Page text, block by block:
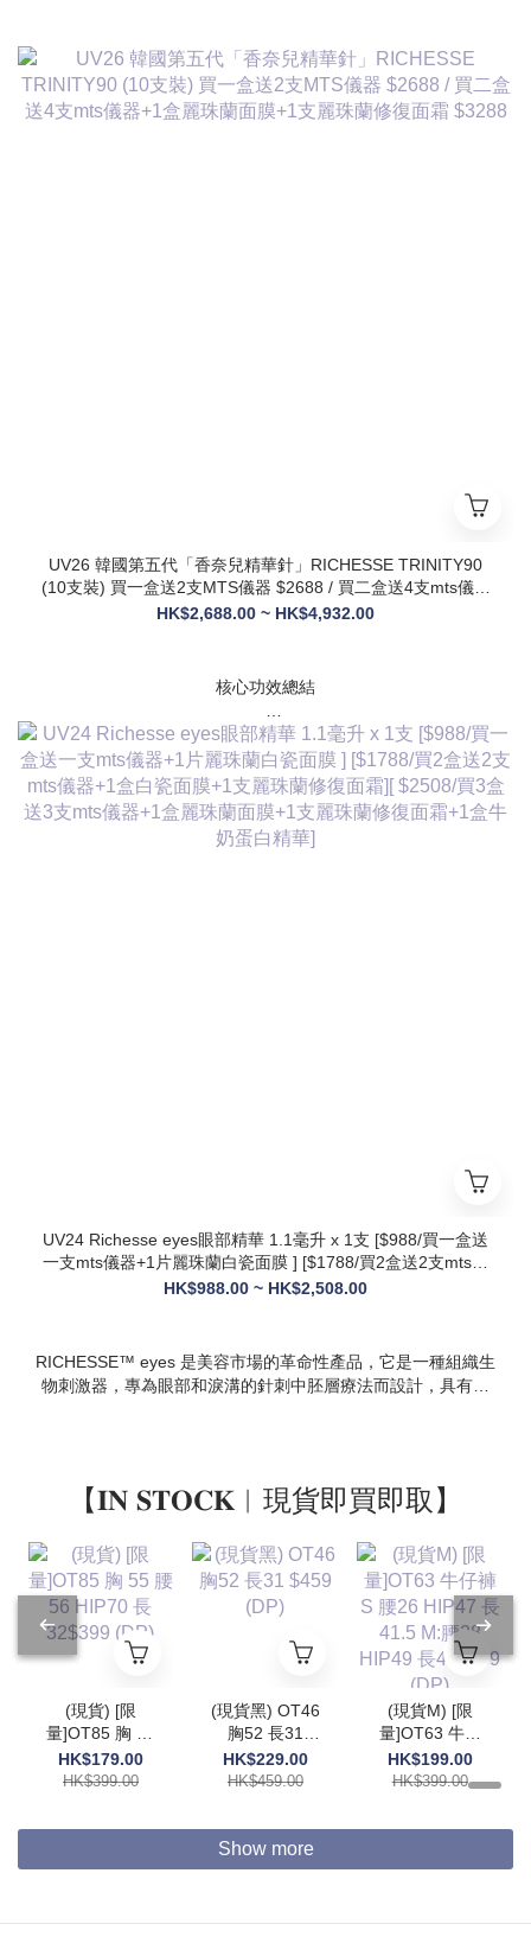
UV26 韓國第五代「香奈兒精華針」RICHESSE TRINITY90
(10支裝) 買一盒送2支MTS儀器 $2688 / 買二盒送4支mts儀器
+1盒麗珠蘭面膜+1支麗珠蘭修復面霜 $3288
HK$2,688.00 ~ HK$4,932.00
核心功效總結
✅ 膠原新生：促進膠原蛋白合成，改善皮膚自然代謝，淡化皺
紋、緊致輪廓
✅ 修護煥膚：改善痤瘡疤痕、色素沈著，修復受損肌膚屏障
✅ 營養供給：為皮膚提供全方位營養，增強彈性與光澤感
✅ 水潤亮白：深層補水鎖水，提亮膚色，讓肌膚通透飽滿
✅ 抗衰維穩：調節皮膚狀態，改善敏感與暗沈，維持健康年輕
UV24 Richesse eyes眼部精華 1.1毫升 x 1支 [$988/買一盒送
一支mts儀器+1片麗珠蘭白瓷面膜 ] [$1788/買2盒送2支mts儀
器+1盒白瓷面膜+1支麗珠蘭修復面霜][ $2508/買3盒送3支mts
HK$988.00 ~ HK$2,508.00
RICHESSE™ eyes 是美容市場的革命性產品，它是一種組織生
物刺激器，專為眼部和淚溝的針刺中胚層療法而設計，具有填
【𝐈𝐍 𝐒𝐓𝐎𝐂𝐊︱現貨即買即取】
(現貨) [限
量]OT85 胸 55
腰56 HIP70 長
32$399 (DP)
HK$179.00
HK$399.00
(現貨黑) OT46
胸52 長31
$459 (DP)
HK$229.00
HK$459.00
(現貨M) [限
量]OT63 牛仔
褲 S 腰26
HIP47 長41.5
HK$199.00
HK$399.00
Show more